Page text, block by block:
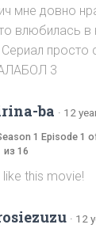
мне довно
влюбилась в
Сериал просто
3
ba · 12
1 Episode 1
из 16
I like this movie!
· 12